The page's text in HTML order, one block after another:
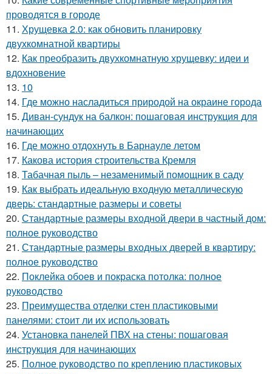
проводятся в городе
11. Хрущевка 2.0: как обновить планировку
двухкомнатной квартиры
12. Как преобразить двухкомнатную хрущевку: идеи и
вдохновение
13. 10
14. Где можно насладиться природой на окраине города
15. Диван-сундук на балкон: пошаговая инструкция для
начинающих
16. Где можно отдохнуть в Барнауле летом
17. Какова история строительства Кремля
18. Табачная пыль – незаменимый помощник в саду
19. Как выбрать идеальную входную металлическую
дверь: стандартные размеры и советы
20. Стандартные размеры входной двери в частный дом:
полное руководство
21. Стандартные размеры входных дверей в квартиру:
полное руководство
22. Поклейка обоев и покраска потолка: полное
руководство
23. Преимущества отделки стен пластиковыми
панелями: стоит ли их использовать
24. Установка панелей ПВХ на стены: пошаговая
инструкция для начинающих
25. Полное руководство по креплению пластиковых